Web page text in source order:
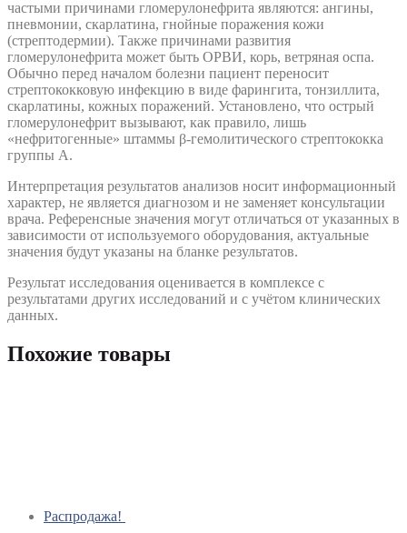
частыми причинами гломерулонефрита являются: ангины,
пневмонии, скарлатина, гнойные поражения кожи
(стрептодермии). Также причинами развития
гломерулонефрита может быть ОРВИ, корь, ветряная оспа.
Обычно перед началом болезни пациент переносит
стрептококковую инфекцию в виде фарингита, тонзиллита,
скарлатины, кожных поражений. Установлено, что острый
гломерулонефрит вызывают, как правило, лишь
«нефритогенные» штаммы β-гемолитического стрептококка
группы А.
Интерпретация результатов анализов носит информационный
характер, не является диагнозом и не заменяет консультации
врача. Референсные значения могут отличаться от указанных в
зависимости от используемого оборудования, актуальные
значения будут указаны на бланке результатов.
Результат исследования оценивается в комплексе с
результатами других исследований и с учётом клинических
данных.
Похожие товары
Распродажа!